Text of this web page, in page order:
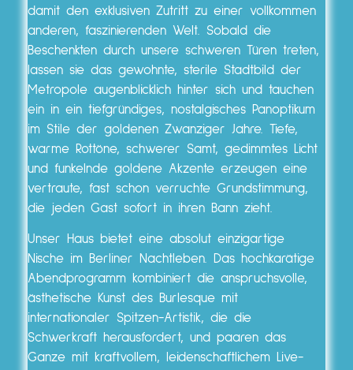
damit den exklusiven Zutritt zu einer vollkommen
anderen, faszinierenden Welt. Sobald die
Beschenkten durch unsere schweren Türen treten,
lassen sie das gewohnte, sterile Stadtbild der
Metropole augenblicklich hinter sich und tauchen
ein in ein tiefgründiges, nostalgisches Panoptikum
im Stile der goldenen Zwanziger Jahre. Tiefe,
warme Rottöne, schwerer Samt, gedimmtes Licht
und funkelnde goldene Akzente erzeugen eine
vertraute, fast schon verruchte Grundstimmung,
die jeden Gast sofort in ihren Bann zieht.
Unser Haus bietet eine absolut einzigartige
Nische im Berliner Nachtleben. Das hochkarätige
Abendprogramm kombiniert die anspruchsvolle,
ästhetische Kunst des Burlesque mit
internationaler Spitzen-Artistik, die die
Schwerkraft herausfordert, und paaren das
Ganze mit kraftvollem, leidenschaftlichem Live-